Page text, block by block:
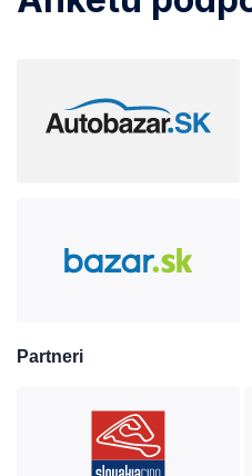
Partneri